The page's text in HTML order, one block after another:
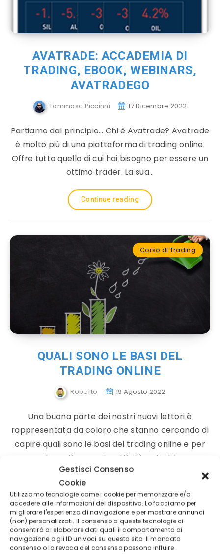
Gestisci Consenso
Cookie
Utilizziamo tecnologie come i cookie per memorizzare e/o
accedere alle informazioni del dispositivo. Lo facciamo per
migliorare l'esperienza di navigazione e per mostrare annunci
(non) personalizzati. Il consenso a queste tecnologie ci
consentirà di elaborare dati quali il comportamento di
navigazione o gli ID univoci su questo sito. Il mancato
consenso o la revoca del consenso possono influire
AVATRADE: ACCADEMIA DI
TRADING, EBOOK, WEBINARS,
AVATRADEGO
Tommaso Piccinni 17 Dicembre 2022
Partiamo dal principio… Chi è Avatrade? Avatrade
è molto più di una piattaforma di trading online.
Offre tutto quello di cui hai bisogno per essere un
ottimo trader. La sua…
Continue reading
Corso di Trading
QUALI SONO LE BASI DEL
TRADING ONLINE
Roberto 19 Agosto 2022
Una buona parte dei nostri nuovi lettori è
rappresentata da coloro che stanno cercando di
capire quali sono le basi del trading online e per
quale motivo questa attività potrebbe…
Continue reading
Corso di Trading